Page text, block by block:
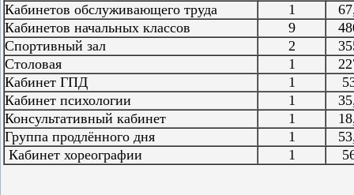
Кабинетов обслуживающего труда
1
Кабинетов начальных классов
9
Спортивный зал
2
Столовая
1
Кабинет ГПД
1
Кабинет психологии
1
Консультативный кабинет
1
Группа продлённого дня
1
Кабинет хореографии
1